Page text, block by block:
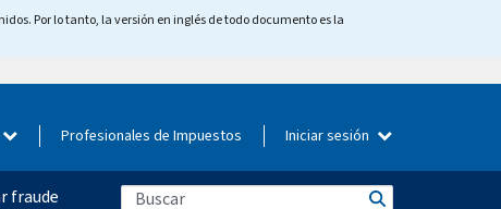
Por lo tanto, la versión en inglés de todo documento es la
Profesionales de Impuestos Iniciar sesión
fraude